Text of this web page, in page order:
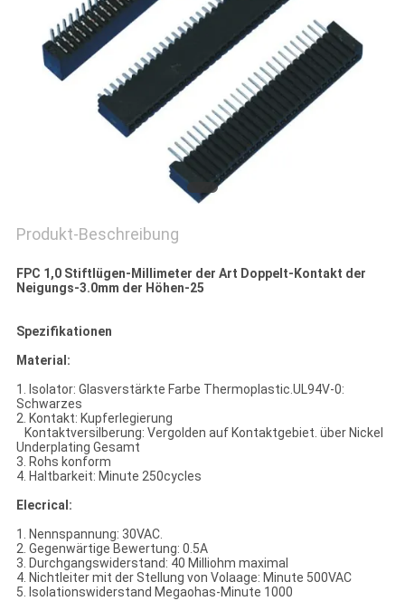
Produkt-Beschreibung
FPC 1,0 Stiftlügen-Millimeter der Art Doppelt-Kontakt der
Neigungs-3.0mm der Höhen-25
Spezifikationen
Material:
1. Isolator: Glasverstärkte Farbe Thermoplastic.UL94V-0:
Schwarzes
2. Kontakt: Kupferlegierung
Kontaktversilberung: Vergolden auf Kontaktgebiet. über Nickel
Underplating Gesamt
3. Rohs konform
4. Haltbarkeit: Minute 250cycles
Elecrical:
1. Nennspannung: 30VAC.
2. Gegenwärtige Bewertung: 0.5A
3. Durchgangswiderstand: 40 Milliohm maximal
4. Nichtleiter mit der Stellung von Volaage: Minute 500VAC
5. Isolationswiderstand Megaohas-Minute 1000